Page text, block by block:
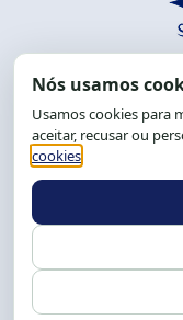
Tel.: (71)
Siga